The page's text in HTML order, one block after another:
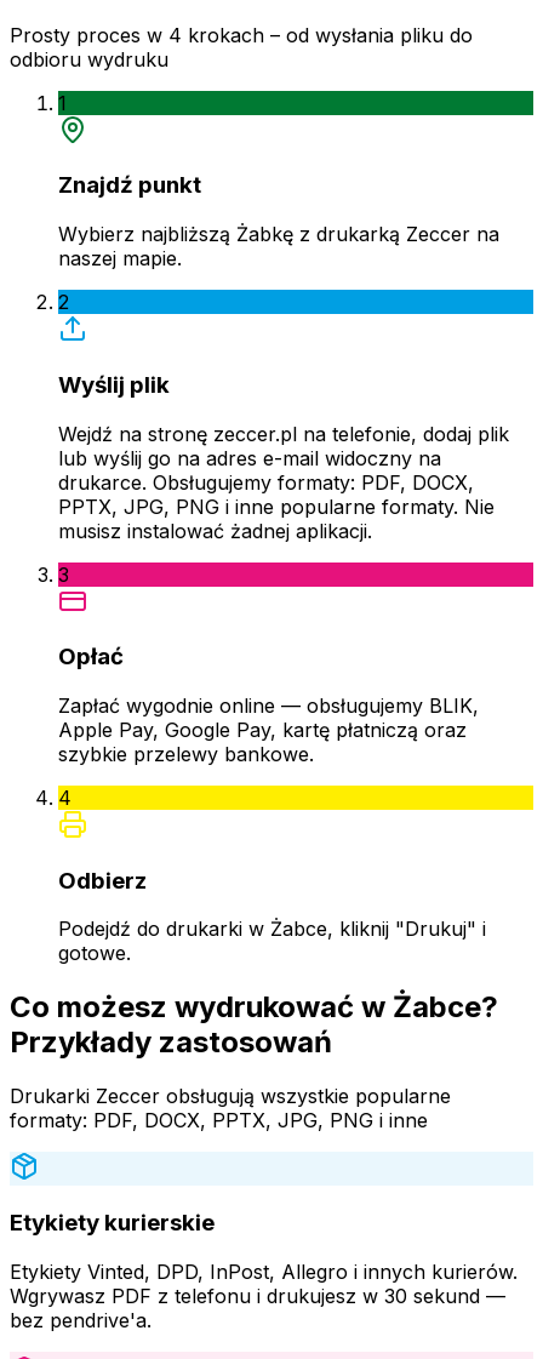
Prosty proces w 4 krokach – od wysłania pliku do
odbioru wydruku
1
Znajdź punkt
Wybierz najbliższą Żabkę z drukarką Zeccer na
naszej mapie.
2
Wyślij plik
Wejdź na stronę zeccer.pl na telefonie, dodaj plik
lub wyślij go na adres e-mail widoczny na
drukarce. Obsługujemy formaty: PDF, DOCX,
PPTX, JPG, PNG i inne popularne formaty. Nie
musisz instalować żadnej aplikacji.
3
Opłać
Zapłać wygodnie online — obsługujemy BLIK,
Apple Pay, Google Pay, kartę płatniczą oraz
szybkie przelewy bankowe.
4
Odbierz
Podejdź do drukarki w Żabce, kliknij "Drukuj" i
gotowe.
Co możesz wydrukować w Żabce?
Przykłady zastosowań
Drukarki Zeccer obsługują wszystkie popularne
formaty: PDF, DOCX, PPTX, JPG, PNG i inne
Etykiety kurierskie
Etykiety Vinted, DPD, InPost, Allegro i innych kurierów.
Wgrywasz PDF z telefonu i drukujesz w 30 sekund —
bez pendrive'a.